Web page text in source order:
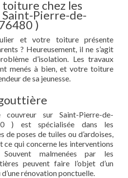
chez les
Pierre-de-
)
et votre toiture présente
? Heureusement, il ne s’agit
d’isolation. Les travaux
menés à bien, et votre toiture
de sa jeunesse.
sur Saint-Pierre-de-
) est spécialisée dans les
de poses de tuiles ou d’ardoises,
ce qui concerne les interventions
malmenées par les
peuvent faire l’objet d’un
rénovation ponctuelle.